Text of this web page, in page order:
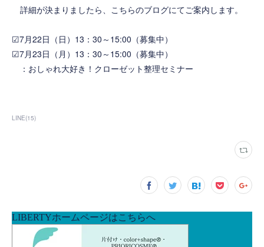
詳細が決まりましたら、こちらのブログにてご案内します。
☑7月22日（日）13：30～15:00（募集中）
☑7月23日（月）13：30～15:00（募集中）
： おしゃれ大好き！クローゼット整理セミナー
LINE(15)